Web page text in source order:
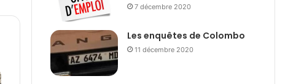
7 décembre 2020
Les enquêtes de Colombo
11 décembre 2020